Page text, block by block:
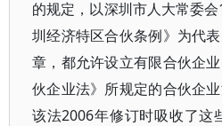
的规定，以深圳市人大常委
圳经济特区合伙条例》为代
章，都允许设立有限合伙企
伙企业法》所规定的合伙企
该法2006年修订时吸收了这